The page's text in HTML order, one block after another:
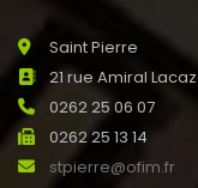
Saint Pierre
21 rue Amiral
0262 25 06 07
0262 25 13 14
stpierre@ofim.fr